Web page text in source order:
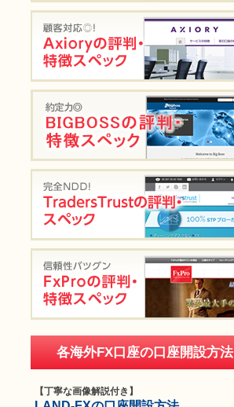
各海外FX口座の口座開設方法
【丁寧な画像解説付き】